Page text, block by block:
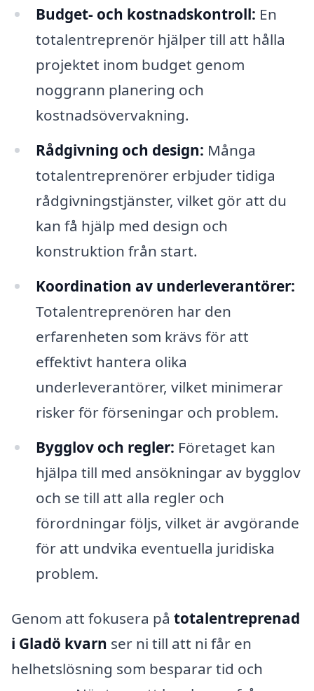
Budget- och kostnadskontroll: En
totalentreprenör hjälper till att hålla
projektet inom budget genom
noggrann planering och
kostnadsövervakning.
Rådgivning och design: Många
totalentreprenörer erbjuder tidiga
rådgivningstjänster, vilket gör att du
kan få hjälp med design och
konstruktion från start.
Koordination av underleverantörer:
Totalentreprenören har den
erfarenheten som krävs för att
effektivt hantera olika
underleverantörer, vilket minimerar
risker för förseningar och problem.
Bygglov och regler: Företaget kan
hjälpa till med ansökningar av bygglov
och se till att alla regler och
förordningar följs, vilket är avgörande
för att undvika eventuella juridiska
problem.
Genom att fokusera på totalentreprenad
i Gladö kvarn ser ni till att ni får en
helhetslösning som besparar tid och